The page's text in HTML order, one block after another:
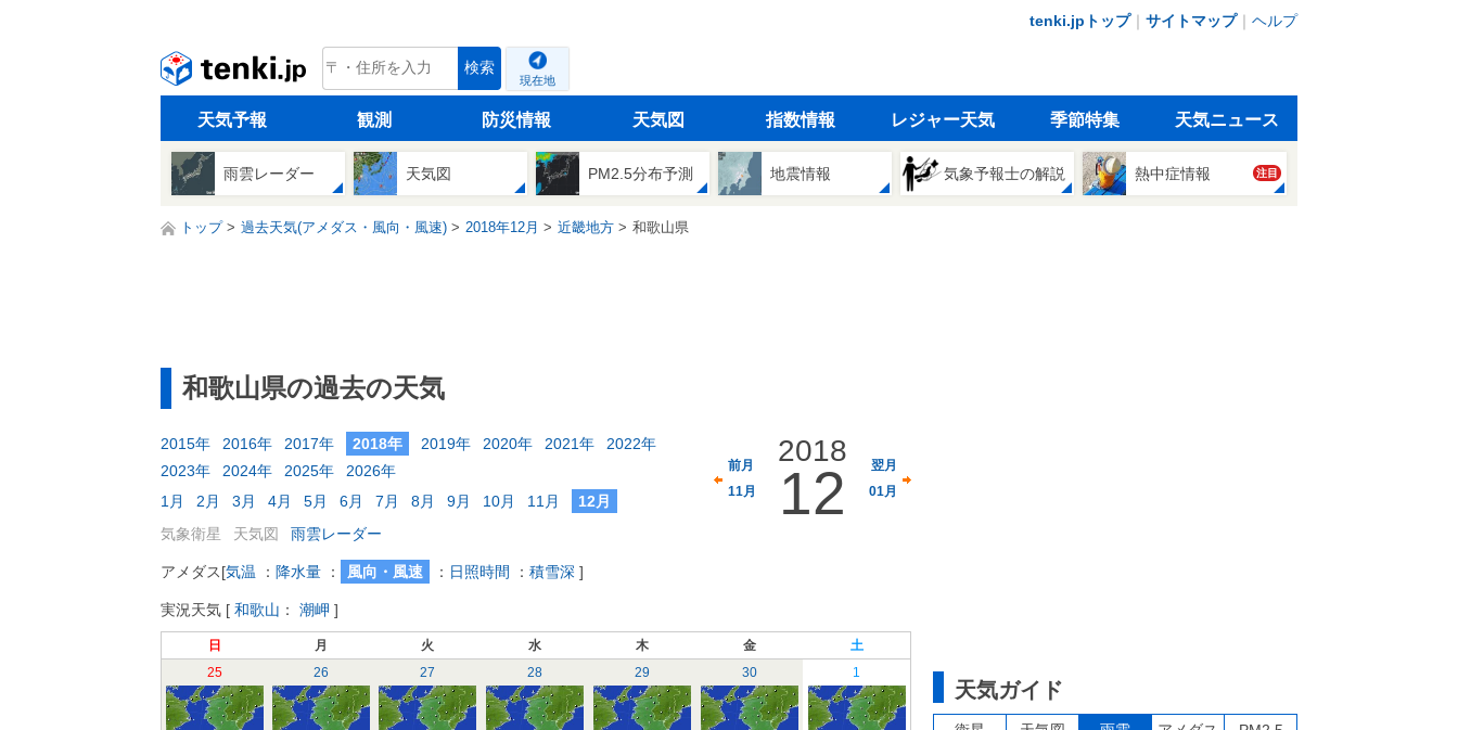
tenki.jpトップ｜ サイトマップ｜ ヘルプ
tenki.jp 検索
現在地
天気予報 観測 防災情報 天気図 指数情報 レジャー天気 季節特集 天気ニュース
雨雲レーダー 天気図 PM2.5分布予測 地震情報 気象予報士の解説 熱中症情報 注目
トップ 過去天気(アメダス・風向・風速) 2018年12月 近畿地方 和歌山県
和歌山県の過去の天気
翌月
01月
2018
12
前月
11月
2015年 2016年 2017年 2018年 2019年 2020年 2021年
2022年
2023年
2024年 2025年
2026年
1月
2月 3月 4月 5月 6月 7月 8月 9月 10月 11月
12月
気象衛星
天気図 雨雲レーダー
アメダス[気温 ： 降水量 ： 風向・風速 ： 日照時間 ： 積雪深 ]
実況天気 [ 和歌山 ： 潮岬 ]
日 月 火 水 木 金
土
25
26 27 28 29 30 1
天気ガイド